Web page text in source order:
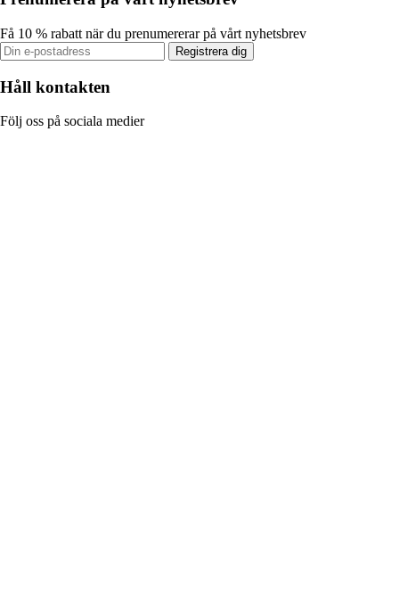
Få 10 % rabatt när du prenumererar på vårt nyhetsbrev
Registrera dig
Håll kontakten
Följ oss på sociala medier